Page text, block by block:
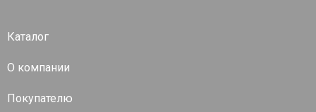
Каталог
О компании
Покупателю